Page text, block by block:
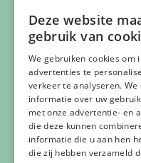
Privacyverklaring
Cookiebeleid
Klachtenregeling
Algemene voorwaarden
Contactgegevens
Recepten,
ontvangen?
Deze website
gebruik van
We gebruiken cookies om
advertenties te
verkeer te analyseren. We
informatie over uw
met onze advertentie- en
die deze kunnen
informatie die u aan hen
die zij hebben verzameld